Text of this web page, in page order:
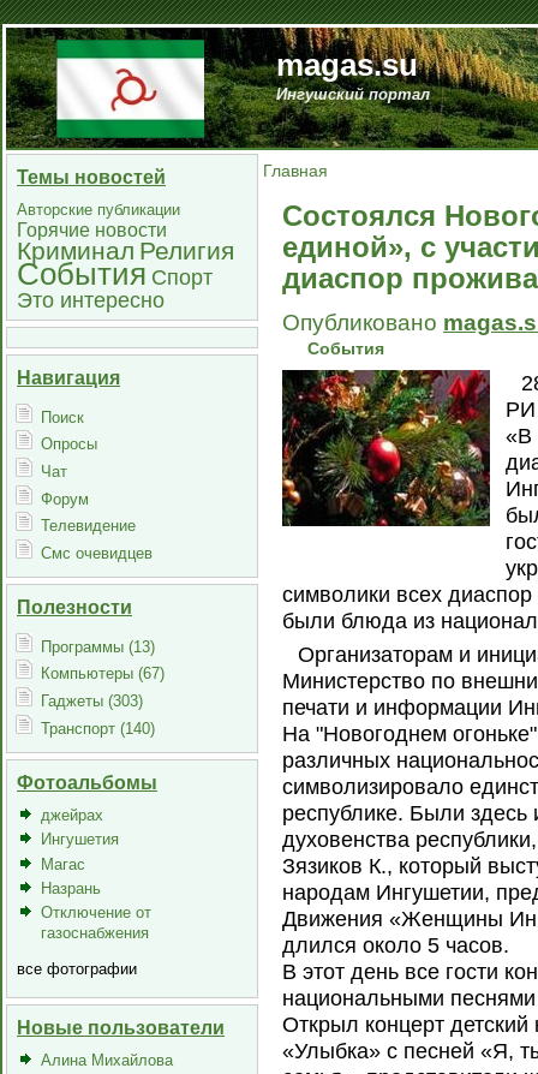
magas.su
Ингушский портал
Темы новостей
Авторские публикации
Горячие новости
Криминал Религия
События Спорт
Это интересно
Навигация
Поиск
Опросы
Чат
Форум
Телевидение
Смс очевидцев
Полезности
Программы (13)
Компьютеры (67)
Гаджеты (303)
Транспорт (140)
Фотоальбомы
джейрах
Ингушетия
Магас
Назрань
Отключение от
газоснабжения
все фотографии
Новые пользователи
Алина Михайлова
Главная
Состоялся
единой», с
диаспор
Опубликовано
События
РИ
«В
символики всех
были блюда из
Организаторам и
Министерство по
печати и информации
На "Новогоднем
различных
символизировало
республике. Были здесь
духовенства
Зязиков К., который
народам Ингушетии,
Движения «Женщины
длился около 5 часов.
В этот день все гости
национальными
Открыл концерт
«Улыбка» с песней «Я,